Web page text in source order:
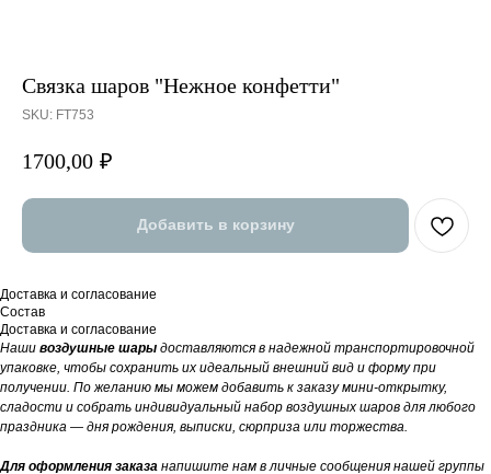
Связка шаров "Нежное конфетти"
SKU: FT753
1700,00 ₽
Добавить в корзину
Доставка и согласование
Состав
Доставка и согласование
Наши воздушные шары доставляются в надежной транспортировочной
упаковке, чтобы сохранить их идеальный внешний вид и форму при
получении. По желанию мы можем добавить к заказу мини-открытку,
сладости и собрать индивидуальный набор воздушных шаров для любого
праздника — дня рождения, выписки, сюрприза или торжества.
Для оформления заказа напишите нам в личные сообщения нашей группы